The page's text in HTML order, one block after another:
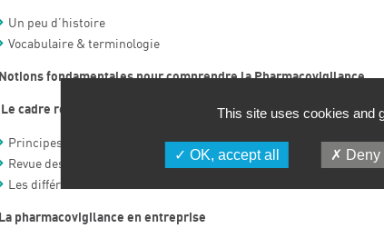
Un peu d’histoire
Vocabulaire & terminologie
Notions fondamentales pour comprendre la Pharmacovigilance
Le cadre réglementaire de la pharmacovigilance
Principes généraux
Revue des principales règlementations
Les différents acteurs
La pharmacovigilance en entreprise
This site uses cookies and
OK, accept all